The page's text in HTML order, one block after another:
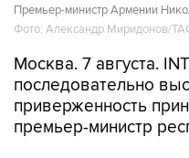
Москва. 7 августа.
приверженность
премьер-министр
"Для Армении